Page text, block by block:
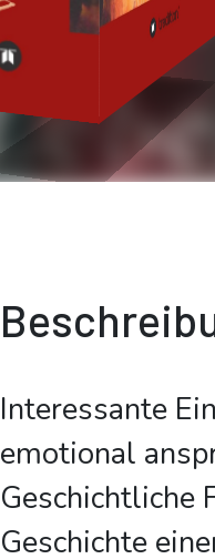
Interessante
emotional
Geschichtliche
Geschichte